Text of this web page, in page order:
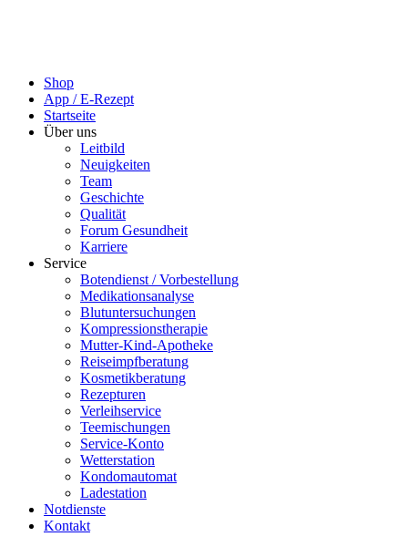
Shop
App / E-Rezept
Startseite
Über uns
Leitbild
Neuigkeiten
Team
Geschichte
Qualität
Forum Gesundheit
Karriere
Service
Botendienst / Vorbestellung
Medikationsanalyse
Blutuntersuchungen
Kompressionstherapie
Mutter-Kind-Apotheke
Reiseimpfberatung
Kosmetikberatung
Rezepturen
Verleihservice
Teemischungen
Service-Konto
Wetterstation
Kondomautomat
Ladestation
Notdienste
Kontakt